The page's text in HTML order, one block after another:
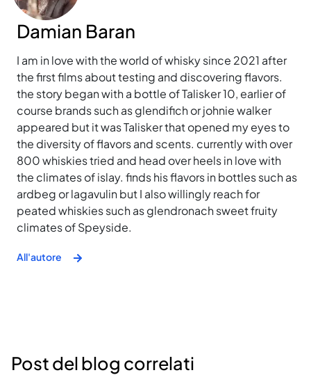
Damian Baran
I am in love with the world of whisky since 2021 after
the first films about testing and discovering flavors.
the story began with a bottle of Talisker 10, earlier of
course brands such as glendifich or johnie walker
appeared but it was Talisker that opened my eyes to
the diversity of flavors and scents. currently with over
800 whiskies tried and head over heels in love with
the climates of islay. finds his flavors in bottles such as
ardbeg or lagavulin but I also willingly reach for
peated whiskies such as glendronach sweet fruity
climates of Speyside.
All'autore
Post del blog correlati